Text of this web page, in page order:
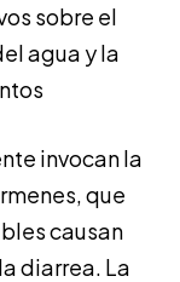
sobre el
agua y la
invocan la
que
causan
diarrea. La